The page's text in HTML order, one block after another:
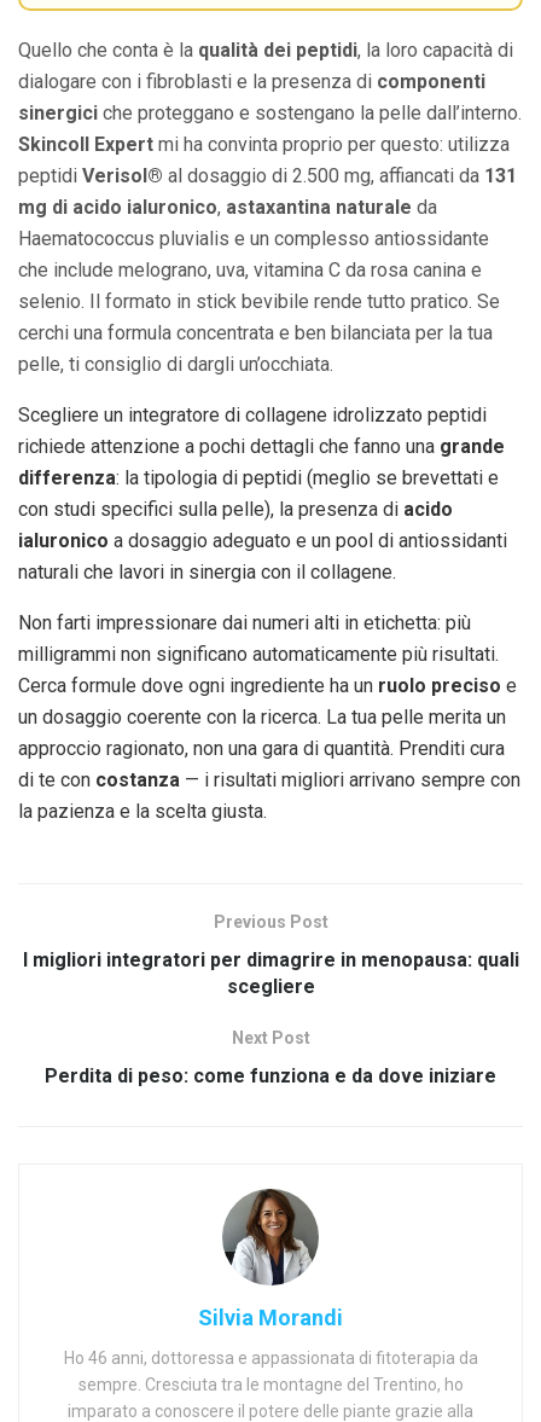
Quello che conta è la qualità dei peptidi, la loro capacità di
dialogare con i fibroblasti e la presenza di componenti
sinergici che proteggano e sostengano la pelle dall’interno.
Skincoll Expert mi ha convinta proprio per questo: utilizza
peptidi Verisol® al dosaggio di 2.500 mg, affiancati da 131
mg di acido ialuronico, astaxantina naturale da
Haematococcus pluvialis e un complesso antiossidante
che include melograno, uva, vitamina C da rosa canina e
selenio. Il formato in stick bevibile rende tutto pratico. Se
cerchi una formula concentrata e ben bilanciata per la tua
pelle, ti consiglio di dargli un’occhiata.
Scegliere un integratore di collagene idrolizzato peptidi
richiede attenzione a pochi dettagli che fanno una grande
differenza: la tipologia di peptidi (meglio se brevettati e
con studi specifici sulla pelle), la presenza di acido
ialuronico a dosaggio adeguato e un pool di antiossidanti
naturali che lavori in sinergia con il collagene.
Non farti impressionare dai numeri alti in etichetta: più
milligrammi non significano automaticamente più risultati.
Cerca formule dove ogni ingrediente ha un ruolo preciso e
un dosaggio coerente con la ricerca. La tua pelle merita un
approccio ragionato, non una gara di quantità. Prenditi cura
di te con costanza — i risultati migliori arrivano sempre con
la pazienza e la scelta giusta.
Previous Post
I migliori integratori per dimagrire in menopausa: quali
scegliere
Next Post
Perdita di peso: come funziona e da dove iniziare
Silvia Morandi
Ho 46 anni, dottoressa e appassionata di fitoterapia da
sempre. Cresciuta tra le montagne del Trentino, ho
imparato a conoscere il potere delle piante grazie alla